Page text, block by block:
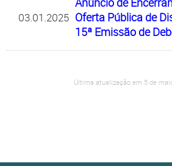
03.01.2025 Oferta Pública de
15ª Emissão de
Última atualização em 5 de